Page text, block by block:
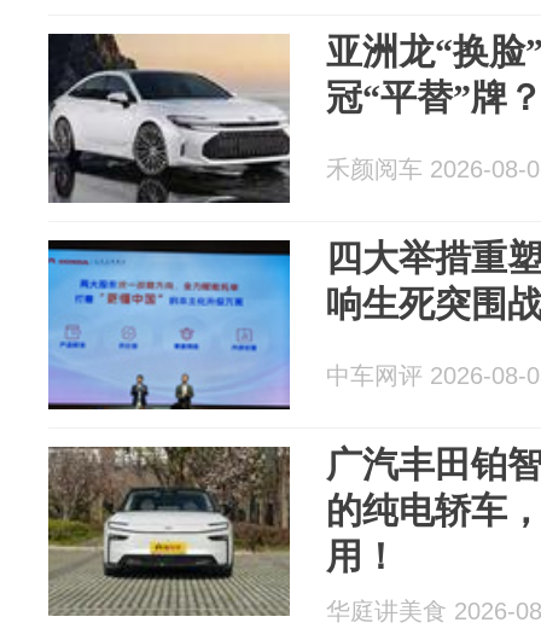
亚洲龙“换脸
冠“平替”牌
禾颜阅车 2026-08-
四大举措重
响生死突围
中车网评 2026-08-
广汽丰田铂
的纯电轿车
用！
华庭讲美食 2026-